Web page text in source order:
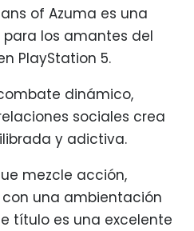
of Azuma es una
los amantes del
PlayStation 5.
dinámico,
sociales crea
y adictiva.
mezcle acción,
una ambientación
título es una excelente